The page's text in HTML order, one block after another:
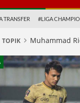
TRANSFER #LIGA
TOPIK Muhammad